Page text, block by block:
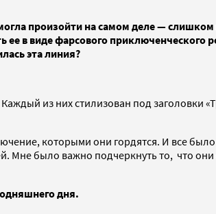
произойти на самом деле —
в виде фарсового приключенческого
эта линия?
из них стилизован под заголовки
которыми они гордятся. И все
Мне было важно подчеркнуть то, что
дня.